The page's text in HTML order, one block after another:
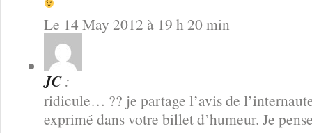
Le 14 May 2012 à 19 h 20 min
JC:
ridicule… ?? je partage l’avis de
exprimé dans votre billet d’humeur. Je